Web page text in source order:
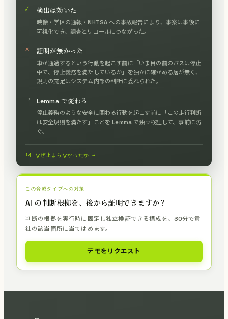
✓ 検出は効いた
映像・学区の通報・NHTSA への事故報告により、事案は事後に
可視化でき、調査とリコールにつながった。
✕ 証明が無かった
車が通過するという行動を起こす前に「いま目の前のバスは停止
中で、停止義務を満たしているか」を独立に確かめる層が無く、
規則の充足はシステム内部の判断に委ねられた。
→ Lemma で変わる
停止義務のような安全に関わる行動を起こす前に「この走行判断
は安全規則を満たす」ことを Lemma で独立検証して、事前に防
ぐ。
§4 なぜ止まらなかったか →
この脅威タイプへの対策
AI の判断根拠を、後から証明できますか？
判断の根拠を実行時に固定し独立検証できる構成を、30分で貴
社の該当箇所に当てはめます。
デモをリクエスト